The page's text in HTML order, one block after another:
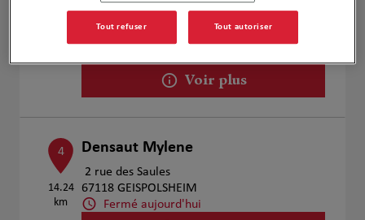
13.29
67120 Ergersheim
Fermé aujourd'hui
Numéro
Voir plus
4
14.24
km
Densaut Mylene
2 rue des Saules
67118 GEISPOLSHEIM
Fermé aujourd'hui
Tout refuser Tout autoriser